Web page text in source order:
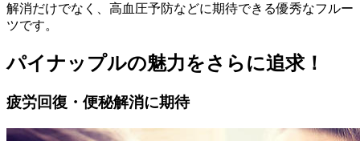
解消だけでなく、高血圧予防などに期待できる優秀なフルー
ツです。
パイナップルの魅力をさらに追求！
疲労回復・便秘解消に期待